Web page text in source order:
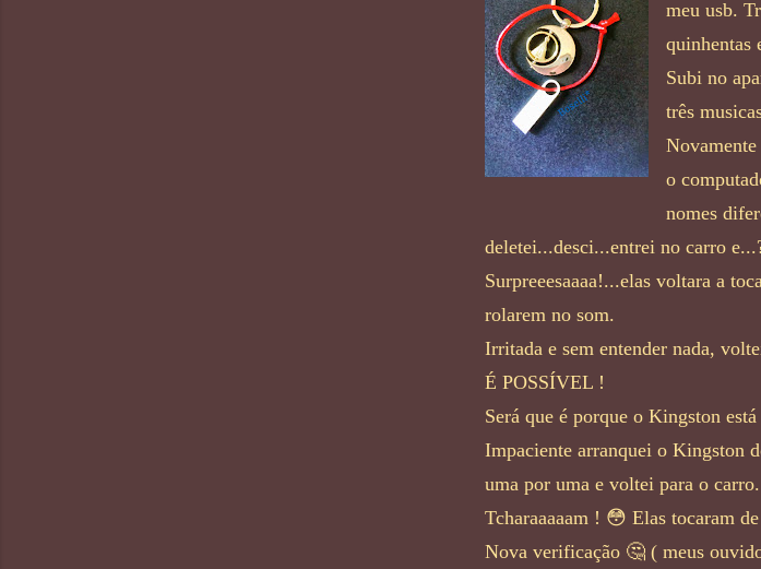
meu usb.
quinhentas
Subi no
três
Novamente
o
nomes
deletei...desci...entrei no carro
Surpreeesaaaa!...elas voltara a
rolarem no som.
Irritada e sem entender nada,
É POSSÍVEL !
Será que é porque o Kingston
Impaciente arranquei o Kingston
uma por uma e voltei para o carro.
Tcharaaaaam ! 😳 Elas tocaram
Nova verificação 🤔 ( meus